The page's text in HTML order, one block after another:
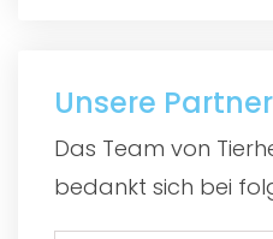
Unsere Partner
Das Team von
bedankt sich bei